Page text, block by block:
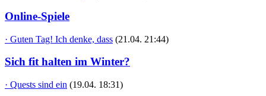
Online-Spiele
· Guten Tag! Ich denke, dass (21.04. 21:44)
Sich fit halten im Winter?
· Quests sind ein (19.04. 18:31)